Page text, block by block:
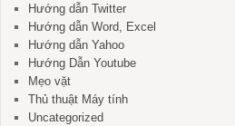
Hướng dẫn Twitter
Hướng dẫn Word, Excel
Hướng dẫn Yahoo
Hướng Dẫn Youtube
Mẹo vặt
Thủ thuật Máy tính
Uncategorized